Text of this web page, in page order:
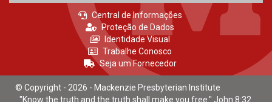
Central de Informações
Proteção de Dados
Identidade Visual
Trabalhe Conosco
Seja um Fornecedor
© Copyright - 2026 - Mackenzie Presbyterian Institute
"Know the truth and the truth shall make you free." John 8:32